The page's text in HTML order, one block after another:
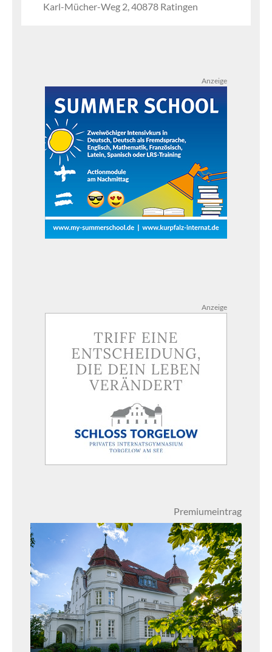
Karl-Mücher-Weg 2, 40878 Ratingen
Anzeige
Anzeige
Premiumeintrag